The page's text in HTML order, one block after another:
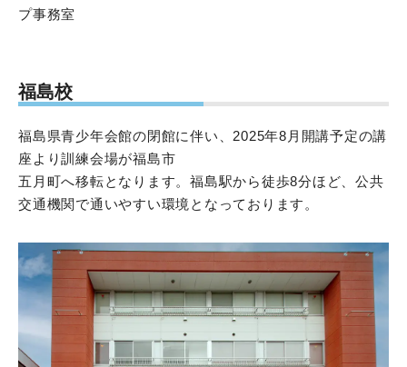
プ事務室
福島校
福島県青少年会館の閉館に伴い、2025年8月開講予定の講
座より訓練会場が福島市
五月町へ移転となります。福島駅から徒歩8分ほど、公共
交通機関で通いやすい環境となっております。